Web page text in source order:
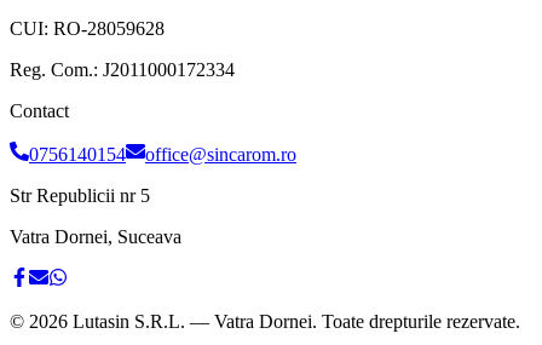
CUI: RO-28059628
Reg. Com.: J2011000172334
Contact
0756140154
office@sincarom.ro
Str Republicii nr 5
Vatra Dornei, Suceava
© 2026 Lutasin S.R.L. — Vatra Dornei. Toate drepturile rezervate.